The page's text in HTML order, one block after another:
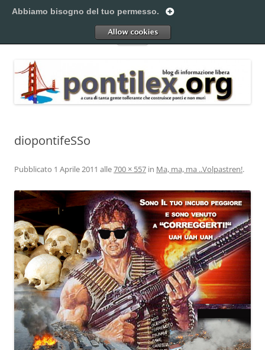
al
Pontilex
Menu
diopontifeSSo
Pubblicato 1 Aprile 2011 alle700 × 557 in Ma, ma, ma ..Volpastren!.
Abbiamo bisogno del tuo permesso.